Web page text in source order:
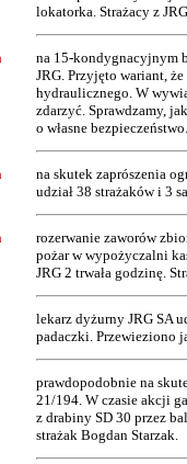
lokatorka. Strażacy z
na 15-kondygnacyjnym
JRG. Przyjęto wariant,
hydraulicznego. W
zdarzyć. Sprawdzamy,
o własne
na skutek zaprószenia
udział 38 strażaków i 3
rozerwanie zaworów
pożar w wypożyczalni
JRG 2 trwała godzinę.
lekarz dyżurny JRG SA
padaczki. Przewieziono
prawdopodobnie na
21/194. W czasie akcji
z drabiny SD 30 przez
strażak Bogdan Starzak.